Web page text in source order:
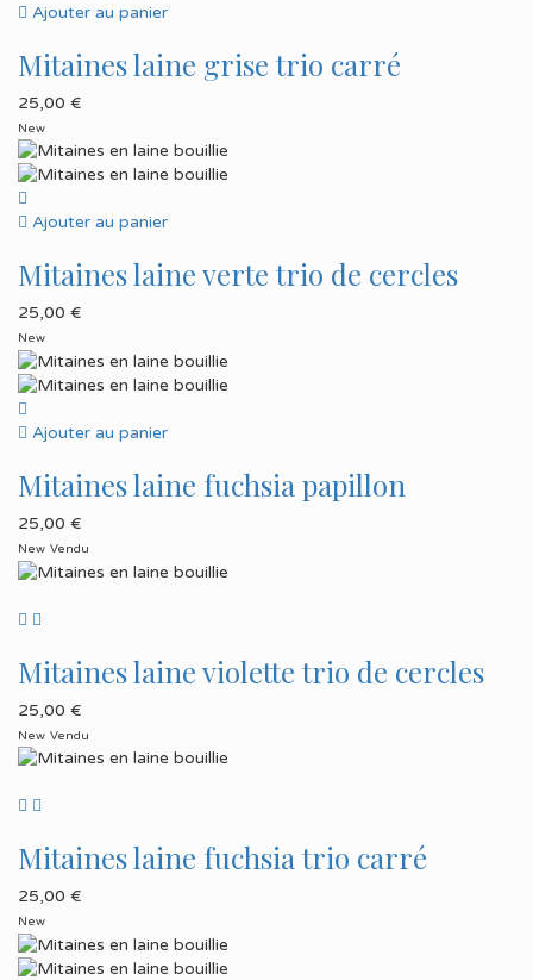
Ajouter au panier
Mitaines laine grise trio carré
25,00 €
New
Ajouter au panier
Mitaines laine verte trio de cercles
25,00 €
New
Ajouter au panier
Mitaines laine fuchsia papillon
25,00 €
New Vendu
Mitaines laine violette trio de cercles
25,00 €
New Vendu
Mitaines laine fuchsia trio carré
25,00 €
New